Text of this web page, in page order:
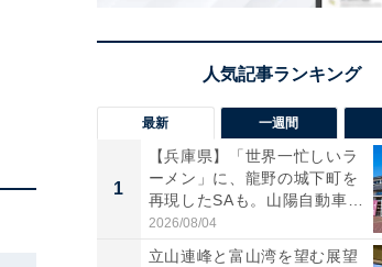
最新 一週間
1
【兵庫県】「世界一忙しいラ
ーメン」に、龍野の城下町を
再現したSAも。山陽自動車
道...
2026/08/04
立山連峰と富山湾を望む展望